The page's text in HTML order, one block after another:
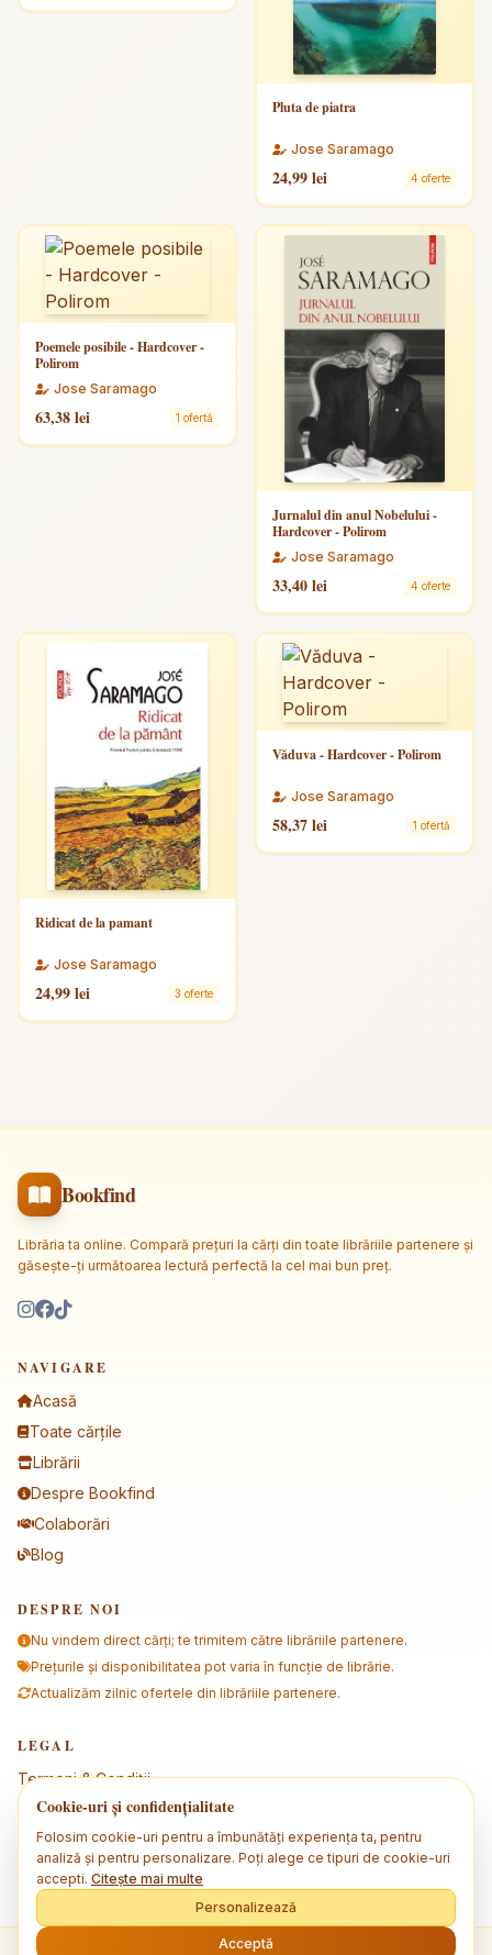
Pluta de piatra
Jose Saramago
24,99 lei 4 oferte
Poemele posibile - Hardcover -
Polirom
Jose Saramago
63,38 lei 1 ofertă
Jurnalul din anul Nobelului -
Hardcover - Polirom
Jose Saramago
33,40 lei 4 oferte
Ridicat de la pamant
Jose Saramago
24,99 lei 3 oferte
Văduva - Hardcover - Polirom
Jose Saramago
58,37 lei 1 ofertă
Bookfind
Librăria ta online. Compară prețuri la cărți din toate librăriile partenere și
găsește-ți următoarea lectură perfectă la cel mai bun preț.
NAVIGARE
Acasă
Toate cărțile
Librării
Despre Bookfind
Colaborări
Blog
DESPRE NOI
Nu vindem direct cărți; te trimitem către librăriile partenere.
Prețurile și disponibilitatea pot varia în funcție de librărie.
Actualizăm zilnic ofertele din librăriile partenere.
LEGAL
Termeni & Condiții
Politica de confidențialitate
Politica de cookies
Cookie-uri și confidențialitate
Folosim cookie-uri pentru a îmbunătăți experiența ta, pentru
analiză și pentru personalizare. Poți alege ce tipuri de cookie-uri
accepti. Citește mai multe
Personalizează
Acceptă